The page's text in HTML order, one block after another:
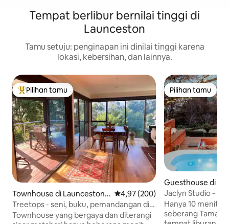
Tempat berlibur bernilai tinggi di
Launceston
Tamu setuju: penginapan ini dinilai tinggi karena
lokasi, kebersihan, dan lainnya.
Pilihan tamu terpopuler
Pilihan tamu
Townhouse di Launceston
Barat
Nilai rata-rata 4,97 dari 5, 200
4,97 (200)
Treetops - seni, buku, pemandangan di
dekat Cataract Gorge
Townhouse yang bergaya dan diterangi
Pilihan tamu
Pilihan tamu
Guesthouse di
Jaclyn Studio -
Ruangan dengan
menakjubkan
Hanya 10 menit
seberang Tamar